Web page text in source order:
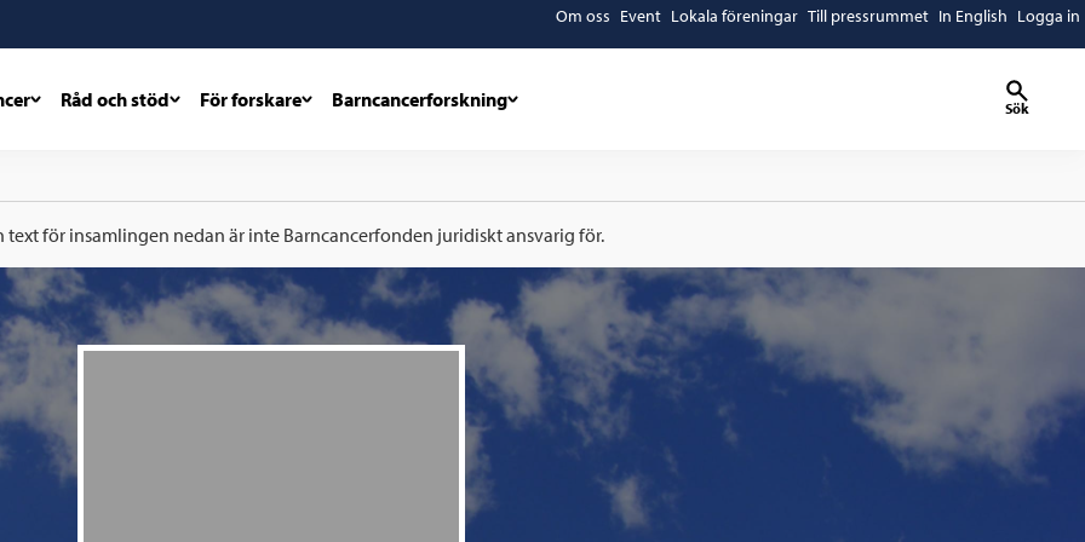
Om oss Event Lokala föreningar Till pressrummet In English Logga in
Råd och stöd För forskare Barncancerforskning Sök
text för insamlingen nedan är inte Barncancerfonden juridiskt ansvarig för.